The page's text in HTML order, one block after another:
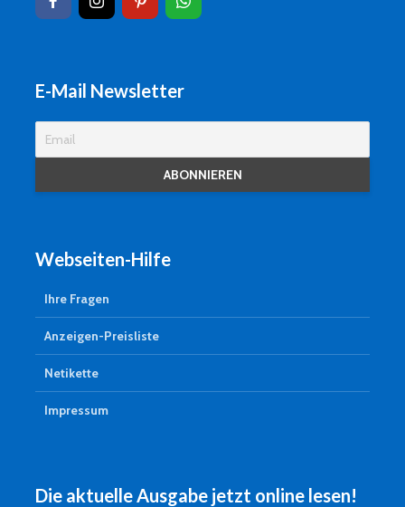
E-Mail Newsletter
Webseiten-Hilfe
Ihre Fragen
Anzeigen-Preisliste
Netikette
Impressum
Die aktuelle Ausgabe jetzt online lesen!